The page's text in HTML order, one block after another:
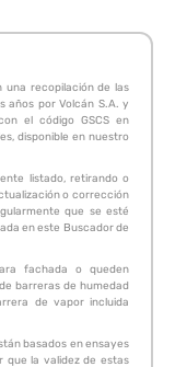
una recopilación de las
años por Volcán S.A. y
el código GSCS en
disponible en nuestro
listado, retirando o
o corrección
que se esté
en este Buscador de
fachada o queden
barreras de humedad
de vapor incluida
basados en ensayes
que la validez de estas